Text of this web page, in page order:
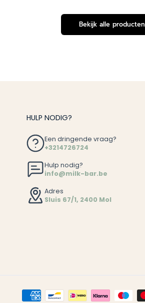
Bekijk alle producten
HULP NODIG?
Een dringende vraag?
+3214726724
Hulp nodig?
info@milk-bar.be
Adres
Sluis 67/1, 2400 Mol